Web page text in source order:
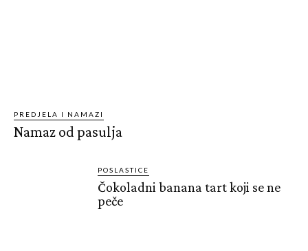
PREDJELA I NAMAZI
Namaz od pasulja
POSLASTICE
Čokoladni banana tart koji se ne
peče